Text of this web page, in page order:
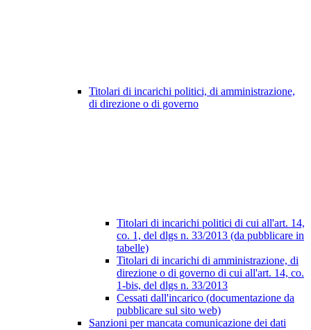
Titolari di incarichi politici, di amministrazione,
di direzione o di governo
Titolari di incarichi politici di cui all'art. 14,
co. 1, del dlgs n. 33/2013 (da pubblicare in
tabelle)
Titolari di incarichi di amministrazione, di
direzione o di governo di cui all'art. 14, co.
1-bis, del dlgs n. 33/2013
Cessati dall'incarico (documentazione da
pubblicare sul sito web)
Sanzioni per mancata comunicazione dei dati